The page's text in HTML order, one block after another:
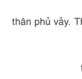
thân phủ vảy.